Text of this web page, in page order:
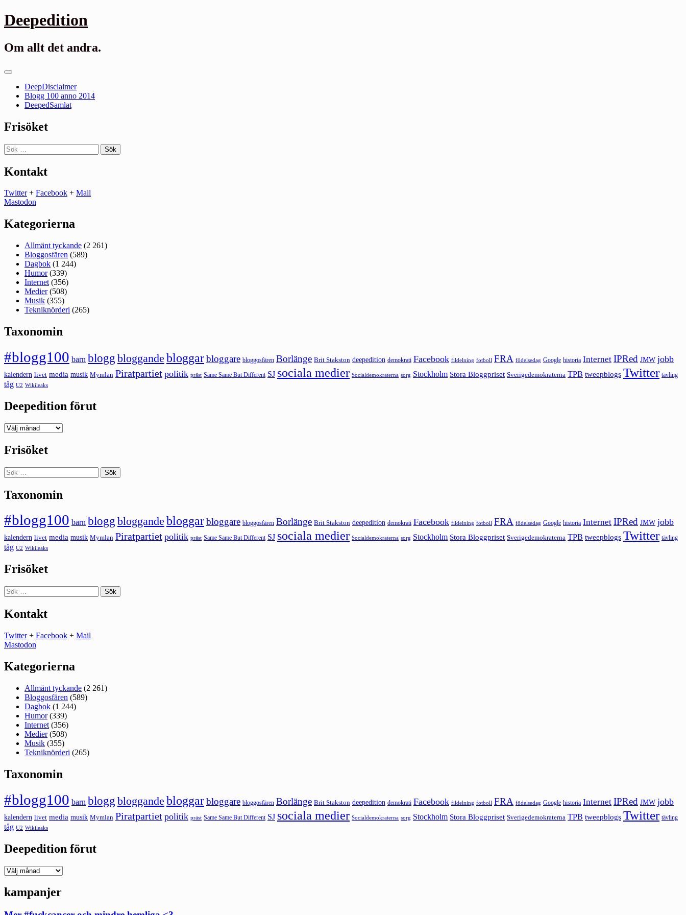
Gå
till
Deepedition
Om allt det andra.
Primär
DeepDisclaimer
Blogg 100 anno 2014
DeepedSamlat
Frisöket
Sök
efter:
Kontakt
Twitter+ Facebook + Mail
Mastodon
Kategorierna
Allmänt tyckande (2 261)
Bloggosfären (589)
Dagbok (1 244)
Humor(339)
Internet (356)
Medier(508)
Musik (355)
Tekniknörderi (265)
Taxonomin
#blogg100 barn blogg bloggande bloggarbloggare bloggosfären Borlänge Brit Stakston deepedition demokrati Facebook fildelning fotboll FRA födelsedag Google historia Internet IPRed JMW jobb
kalendern livet media musik Mymlan Piratpartiet politik präst Same Same But Different SJ sociala medier Socialdemokraterna sorg Stockholm Stora Bloggpriset Sverigedemokraterna TPB tweepblogs Twitter tävling
tåg U2 Wikileaks
Deepedition förut
Deepedition
Frisöket
Sök
efter:
Taxonomin
#blogg100 barn blogg bloggande bloggarbloggare bloggosfären Borlänge Brit Stakston deepedition demokrati Facebook fildelning fotboll FRA födelsedag Google historia Internet IPRed JMW jobb
kalendern livet media musik Mymlan Piratpartiet politik präst Same Same But Different SJ sociala medier Socialdemokraterna sorg Stockholm Stora Bloggpriset Sverigedemokraterna TPB tweepblogs Twitter tävling
tåg U2 Wikileaks
Frisöket
Sök
efter:
Kontakt
Twitter+ Facebook + Mail
Mastodon
Kategorierna
Allmänt tyckande (2 261)
Bloggosfären (589)
Dagbok (1 244)
Humor(339)
Internet (356)
Medier(508)
Musik (355)
Tekniknörderi (265)
Taxonomin
#blogg100 barn blogg bloggande bloggarbloggare bloggosfären Borlänge Brit Stakston deepedition demokrati Facebook fildelning fotboll FRA födelsedag Google historia Internet IPRed JMW jobb
kalendern livet media musik Mymlan Piratpartiet politik präst Same Same But Different SJ sociala medier Socialdemokraterna sorg Stockholm Stora Bloggpriset Sverigedemokraterna TPB tweepblogs Twitter tävling
tåg U2 Wikileaks
Deepedition förut
Deepedition
kampanjer